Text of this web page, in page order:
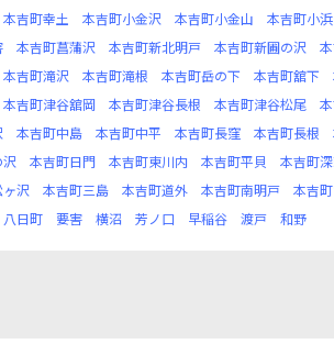
本吉町幸土 本吉町小金沢 本吉町小金山 本吉町小浜
本吉町菖蒲沢 本吉町新北明戸 本吉町新圃の沢
本吉町滝沢 本吉町滝根 本吉町岳の下 本吉町舘下
本吉町津谷舘岡 本吉町津谷長根 本吉町津谷松尾
本吉町中島 本吉町中平 本吉町長窪 本吉町長根
本吉町日門 本吉町東川内 本吉町平貝 本吉町
沢 本吉町三島 本吉町道外 本吉町南明戸 本吉
八日町 要害 横沼 芳ノ口 早稲谷 渡戸 和野